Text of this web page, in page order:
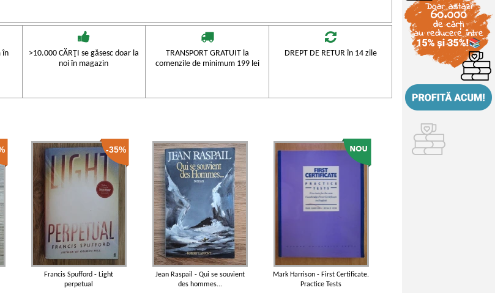
în
>10.000 CĂRŢI se găsesc doar la
noi în magazin
TRANSPORT GRATUIT la
comenzile de minimum 199 lei
DREPT DE RETUR în 14 zile
-35%
Francis Spufford - Light
perpetual
Jean Raspail - Qui se souvient
des hommes...
Mark Harrison - First Certificate.
Practice Tests